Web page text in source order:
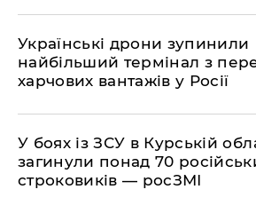
​Українські дрони зупинили
найбільший термінал з
харчових вантажів у Росії
​У боях із ЗСУ в Курській
загинули понад 70
строковиків — росЗМІ